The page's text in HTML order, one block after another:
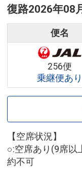
復路2026年08
便名
256便
乗継便あり
【空席状況】
○:空席あり(9席
約不可